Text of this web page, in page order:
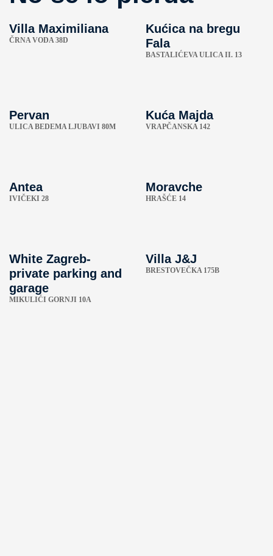
Villa Maximiliana
ČRNA VODA 38D
Kućica na bregu
Fala
BASTALIĆEVA ULICA II. 13
Pervan
ULICA BEDEMA LJUBAVI 80M
Kuća Majda
VRAPČANSKA 142
Antea
IVIČEKI 28
Moravche
HRAŠĆE 14
White Zagreb-
private parking and
garage
MIKULIĆI GORNJI 10A
Villa J&J
BRESTOVEČKA 175B